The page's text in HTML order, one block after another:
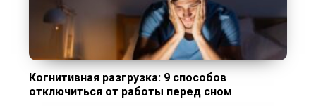
Когнитивная разгрузка: 9 способов
отключиться от работы перед сном